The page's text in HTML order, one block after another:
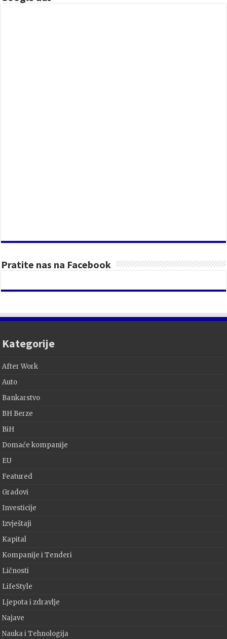
Pratite nas na Facebook
Kategorije
After Work
Auto
Bankarstvo
BH Berze
BiH
Domaće kompanije
EU
Featured
Gradovi
Investicije
Izvještaji
Kapital
Kompanije i Tenderi
Ličnosti
LifeStyle
Ljepota i zdravlje
Najave
Nauka i Tehnologija